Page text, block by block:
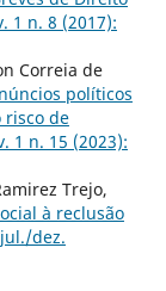
1 n. 8 (2017):
Correia de
políticos
risco de
1 n. 15 (2023):
Trejo,
à reclusão
dez.